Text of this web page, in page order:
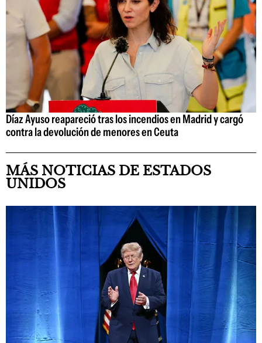
Díaz Ayuso reapareció tras los incendios en Madrid y cargó
contra la devolución de menores en Ceuta
MÁS NOTICIAS DE ESTADOS
UNIDOS